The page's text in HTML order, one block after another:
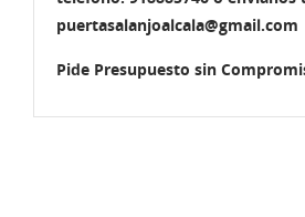
puertasalanjoalcala@gmail.com
Pide Presupuesto sin